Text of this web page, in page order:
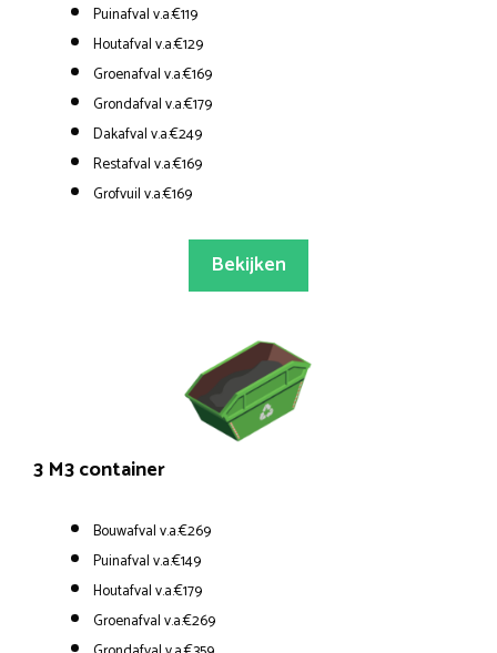
Puinafval v.a.€119
Houtafval v.a.€129
Groenafval v.a.€169
Grondafval v.a.€179
Dakafval v.a.€249
Restafval v.a.€169
Grofvuil v.a.€169
Bekijken
3 M3 container
Bouwafval v.a.€269
Puinafval v.a.€149
Houtafval v.a.€179
Groenafval v.a.€269